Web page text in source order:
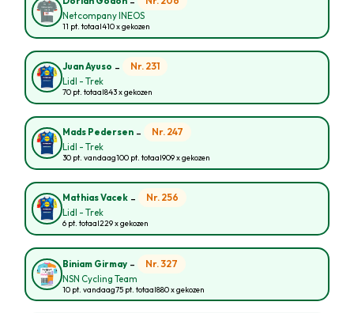
Netcompany INEOS
11 pt. totaal410 x gekozen
Juan Ayuso - Nr. 231
Lidl - Trek
70 pt. totaal843 x gekozen
Mads Pedersen - Nr. 247
Lidl - Trek
30 pt. vandaag100 pt. totaal909 x gekozen
Mathias Vacek - Nr. 256
Lidl - Trek
6 pt. totaal229 x gekozen
Biniam Girmay - Nr. 327
NSN Cycling Team
10 pt. vandaag75 pt. totaal880 x gekozen